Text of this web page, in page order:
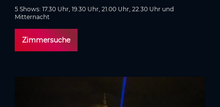
5 Shows: 17.30 Uhr, 19.30 Uhr, 21.00 Uhr, 22.30 Uhr und
Mitternacht
Zimmersuche